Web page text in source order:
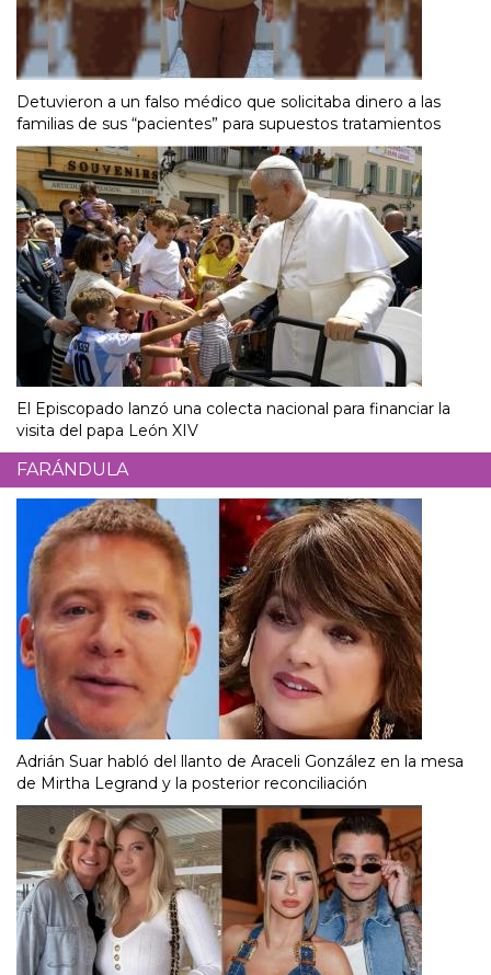
Detuvieron a un falso médico que solicitaba dinero a las
familias de sus “pacientes” para supuestos tratamientos
El Episcopado lanzó una colecta nacional para financiar la
visita del papa León XIV
FARÁNDULA
Adrián Suar habló del llanto de Araceli González en la mesa
de Mirtha Legrand y la posterior reconciliación